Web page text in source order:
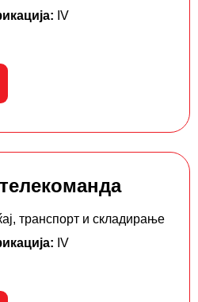
IV
транспорт и складирање
IV